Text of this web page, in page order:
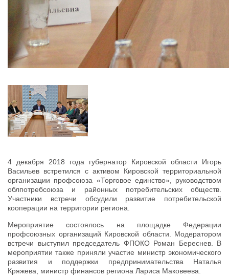
4 декабря 2018 года губернатор Кировской области Игорь
Васильев встретился с активом Кировской территориальной
организации профсоюза «Торговое единство», руководством
облпотребсоюза и районных потребительских обществ.
Участники встречи обсудили развитие потребительской
кооперации на территории региона.
Мероприятие состоялось на площадке Федерации
профсоюзных организаций Кировской области. Модератором
встречи выступил председатель ФПОКО Роман Береснев. В
мероприятии также приняли участие министр экономического
развития и поддержки предпринимательства Наталья
Кряжева, министр финансов региона Лариса Маковеева.